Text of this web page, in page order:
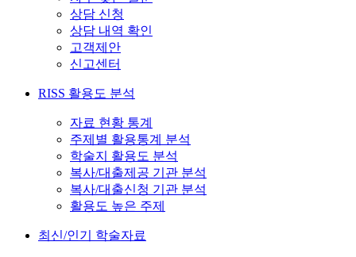
상담 신청
상담 내역 확인
고객제안
신고센터
RISS 활용도 분석
자료 현황 통계
주제별 활용통계 분석
학술지 활용도 분석
복사/대출제공 기관 분석
복사/대출신청 기관 분석
활용도 높은 주제
최신/인기 학술자료